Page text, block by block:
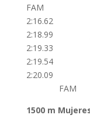
FAM
2:16.62
2:18.99
2:19.33
2:19.54
2:20.09
FAM
1500 m